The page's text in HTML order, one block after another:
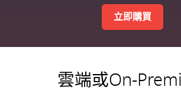
立即購買
雲端或On-